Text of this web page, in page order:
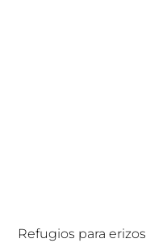
Refugios para erizos